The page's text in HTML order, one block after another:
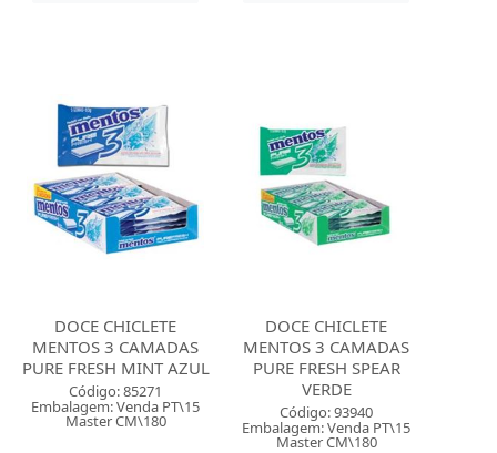
DOCE CHICLETE
MENTOS 3 CAMADAS
PURE FRESH MINT AZUL
Código: 85271
Embalagem: Venda PT\15
Master CM\180
DOCE CHICLETE
MENTOS 3 CAMADAS
PURE FRESH SPEAR
VERDE
Código: 93940
Embalagem: Venda PT\15
Master CM\180